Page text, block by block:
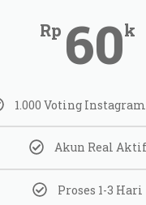
Rp 60k
1.000 Voting
Akun Real Aktif
Proses 1-3 Hari